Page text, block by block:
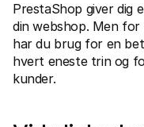
PrestaShop giver dig
din webshop. Men
har du brug for en
hvert eneste trin og
kunder.
Om Mollie
Priser
Se vores priser
Om os
Lær mere om vores
værdier
Karrierer